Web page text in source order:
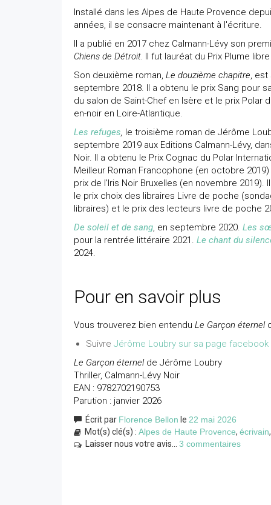
Installé dans les Alpes de Haute Provence
années, il se consacre maintenant à l'écriture.
Il a publié en 2017 chez Calmann-Lévy son
Chiens de Détroit. Il fut lauréat du Prix Plume libre
Son deuxième roman, Le douzième chapitre, est
septembre 2018. Il a obtenu le prix Sang pour
du salon de Saint-Chef en Isère et le prix Polar
en-noir en Loire-Atlantique.
Les refuges, le troisième roman de Jérôme
septembre 2019 aux Editions Calmann-Lévy,
Noir. Il a obtenu le Prix Cognac du Polar
Meilleur Roman Francophone (en octobre
prix de l’Iris Noir Bruxelles (en novembre 2019).
le prix choix des libraires Livre de poche
libraires) et le prix des lecteurs livre de poche
De soleil et de sang, en septembre 2020. Les
pour la rentrée littéraire 2021. Le chant du
2024.
Pour en savoir plus
Vous trouverez bien entendu Le Garçon éternel
Suivre Jérôme Loubry sur sa page facebook
Le Garçon éternelde Jérôme Loubry
Thriller, Calmann-Lévy Noir
EAN : 9782702190753
Parution : janvier 2026
Écrit par Florence Bellon le 22 mai 2026
Mot(s) clé(s) : Alpes de Haute Provence, écrivain
Laisser nous votre avis... 3 commentaires